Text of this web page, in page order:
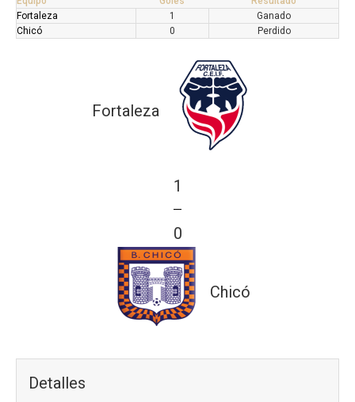
Fortaleza
1
Ganado
Chicó
0 Perdido
Fortaleza
1
—
0
Chicó
Detalles